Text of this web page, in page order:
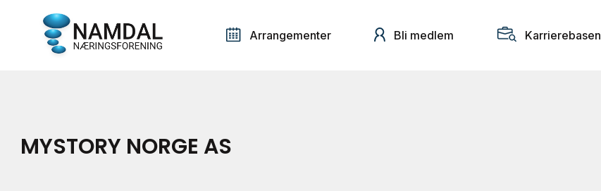
Arrangementer Bli medlem Karrierebasen
MYSTORY NORGE AS